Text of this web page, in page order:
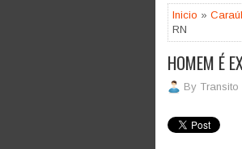
Inicio »
RN
HOMEM É
By Transito